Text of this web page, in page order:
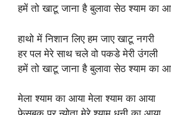
हमें तो खाटू जाना है बुलावा सेठ श्याम का
हाथो में निशान लिए हम जाए खाटू नगरी
हर पल मेरे साथ चले वो पकडे मेरी उंगली
हमें तो खाटू जाना है बुलावा सेठ श्याम का
मेला श्याम का आया मेला श्याम का आया